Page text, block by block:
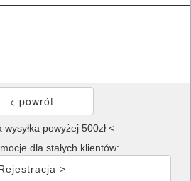
powyżej 500zł <
dla stałych klientów:
>